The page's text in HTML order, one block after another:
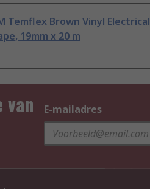
Temflex Brown Vinyl Electrical
19mm x 20 m
van
E-mailadres